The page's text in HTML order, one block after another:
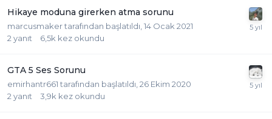
Hikaye moduna girerken atma sorunu
marcusmakertarafından başlatıldı,14 Ocak 2021
2yanıt 6,5k kez okundu
GTA 5 Ses Sorunu
emirhantr661 tarafından başlatıldı,26 Ekim 2020
2yanıt 3,9k kez okundu